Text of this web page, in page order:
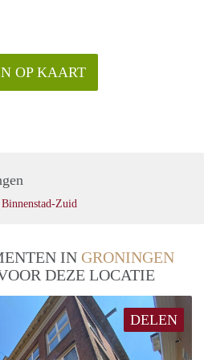
OP KAART
Zuid
IN GRONINGEN
DEZE LOCATIE
DELEN